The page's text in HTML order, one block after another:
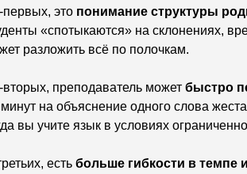
первых, это понимание структуры
«спотыкаются» на склонениях,
разложить всё по полочкам.
вторых, преподаватель может быстро
на объяснение одного слова
вы учите язык в условиях
есть больше гибкости в темпе